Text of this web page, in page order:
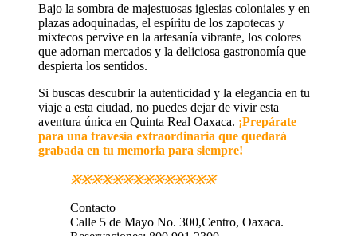
Bajo la sombra de majestuosas iglesias coloniales y en
plazas adoquinadas, el espíritu de los zapotecas y
mixtecos pervive en la artesanía vibrante, los colores
que adornan mercados y la deliciosa gastronomía que
despierta los sentidos.
Si buscas descubrir la autenticidad y la elegancia en tu
viaje a esta ciudad, no puedes dejar de vivir esta
aventura única en Quinta Real Oaxaca. ¡Prepárate
para una travesía extraordinaria que quedará
grabada en tu memoria para siempre!
※※※※※※※※※※※※※※
Contacto
Calle 5 de Mayo No. 300,Centro, Oaxaca.